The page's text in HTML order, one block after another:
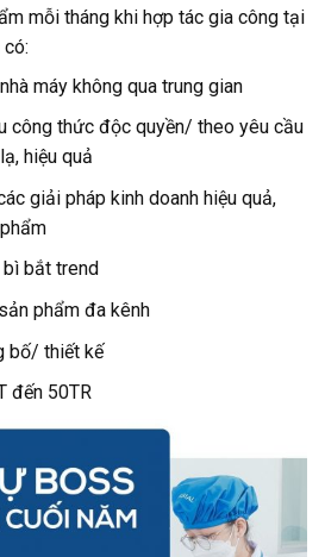
mỗi tháng khi hợp tác gia công tại
máy không qua trung gian
công thức độc quyền/ theo yêu cầu
hiệu quả
giải pháp kinh doanh hiệu quả,
bắt trend
phẩm đa kênh
bố/ thiết kế
đến 50TR